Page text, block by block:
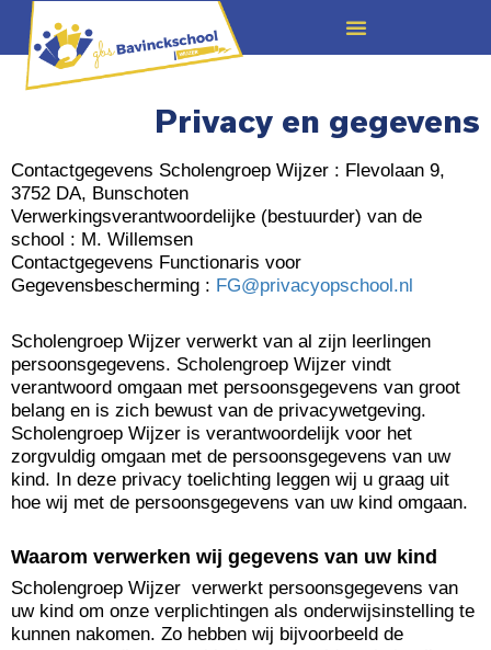
Privacy en gegevens
Contactgegevens Scholengroep Wijzer : Flevolaan 9,
3752 DA, Bunschoten
Verwerkingsverantwoordelijke (bestuurder) van de
school : M. Willemsen
Contactgegevens Functionaris voor
Gegevensbescherming : FG@privacyopschool.nl
Scholengroep Wijzer verwerkt van al zijn leerlingen
persoonsgegevens. Scholengroep Wijzer vindt
verantwoord omgaan met persoonsgegevens van groot
belang en is zich bewust van de privacywetgeving.
Scholengroep Wijzer is verantwoordelijk voor het
zorgvuldig omgaan met de persoonsgegevens van uw
kind. In deze privacy toelichting leggen wij u graag uit
hoe wij met de persoonsgegevens van uw kind omgaan.
Waarom verwerken wij gegevens van uw kind
Scholengroep Wijzer verwerkt persoonsgegevens van
uw kind om onze verplichtingen als onderwijsinstelling te
kunnen nakomen. Zo hebben wij bijvoorbeeld de